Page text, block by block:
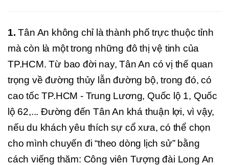
1.Tân An không chỉ là thành phố trực thuộc tỉnh
mà còn là một trong những đô thị vệ tinh của
TP.HCM. Từ bao đời nay, Tân An có vị thế quan
trọng về đường thủy lẫn đường bộ, trong đó, có
cao tốc TP.HCM - Trung Lương, Quốc lộ 1, Quốc
lộ 62,... Đường đến Tân An khá thuận lợi, vì vậy,
nếu du khách yêu thích sự cổ xưa, có thể chọn
cho mình chuyến đi “theo dòng lịch sử” bằng
cách viếng thăm: Công viên Tượng đài Long An